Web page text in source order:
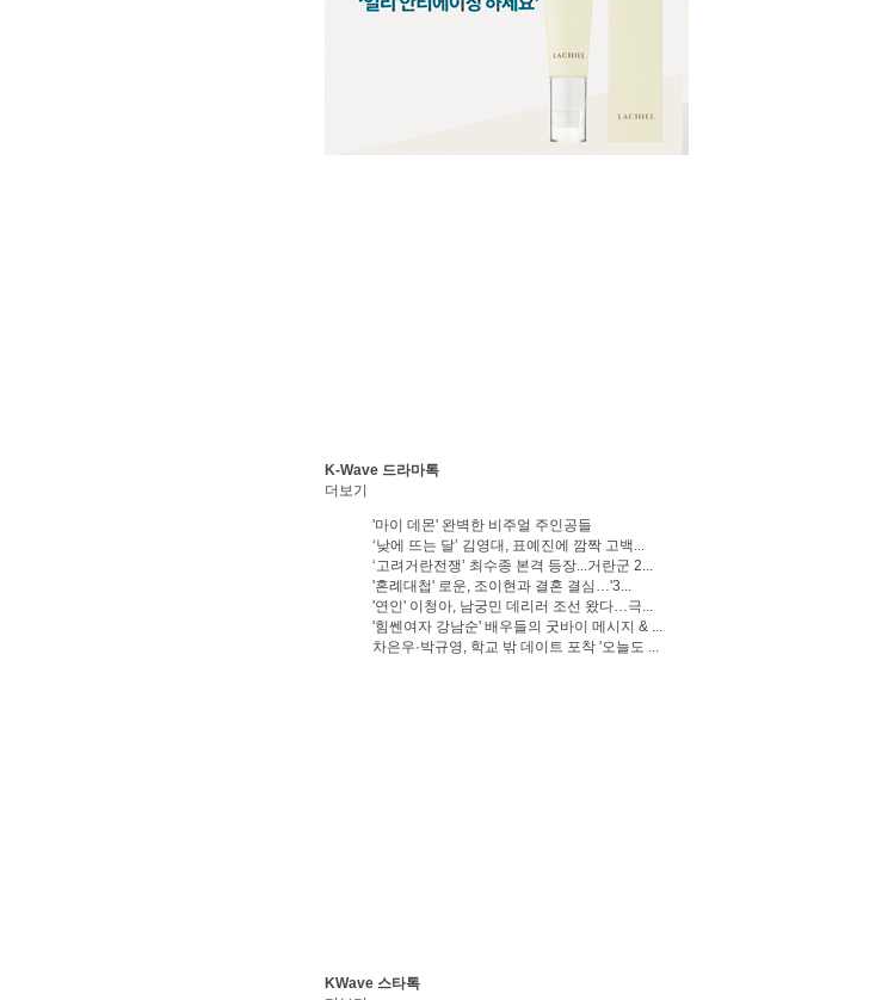
K-Wave 드라마톡
더보기
'마이 데몬' 완벽한 비주얼 주인공들
‘낮에 뜨는 달’ 김영대, 표예진에 깜짝 고백...
‘고려거란전쟁’ 최수종 본격 등장...거란군 2...
'혼례대첩' 로운, 조이현과 결혼 결심…'3...
'연인' 이청아, 남궁민 데리러 조선 왔다…극...
'힘쎈여자 강남순' 배우들의 굿바이 메시지 & ...
차은우·박규영, 학교 밖 데이트 포착 '오늘도 ...
KWave 스타톡